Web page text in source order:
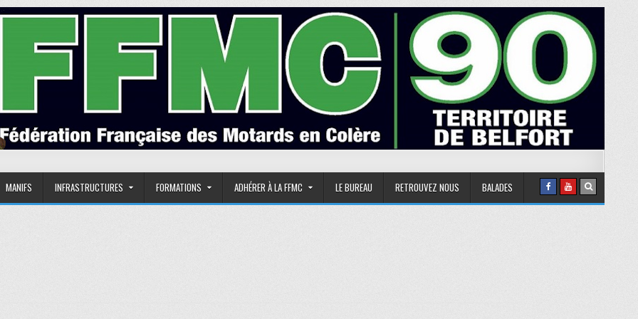
MANIFS INFRASTRUCTURES FORMATIONS ADHÉRER À LA FFMC LE BUREAU RETROUVEZ NOUS BALADES